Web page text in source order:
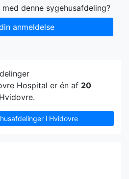
denne sygehusafdeling?
anmeldelse
Hospital er én af 20
i Hvidovre